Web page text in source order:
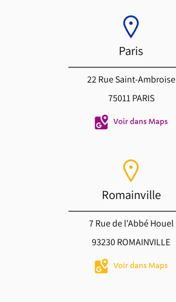
Paris
22 Rue Saint-Ambroise
75011 PARIS
Voir dans Maps
Romainville
7 Rue de l'Abbé Houel
93230 ROMAINVILLE
Voir dans Maps